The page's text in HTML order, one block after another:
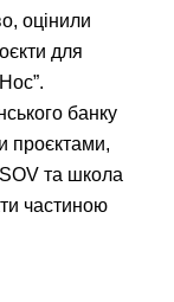
оцінили
для
банку
проєктами,
та школа
частиною